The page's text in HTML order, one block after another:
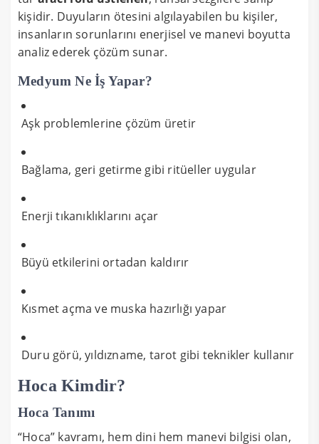
kişidir. Duyuların ötesini algılayabilen bu kişiler,
insanların sorunlarını enerjisel ve manevi boyutta
analiz ederek çözüm sunar.
Medyum Ne İş Yapar?
Aşk problemlerine çözüm üretir
Bağlama, geri getirme gibi ritüeller uygular
Enerji tıkanıklıklarını açar
Büyü etkilerini ortadan kaldırır
Kısmet açma ve muska hazırlığı yapar
Duru görü, yıldızname, tarot gibi teknikler kullanır
Hoca Kimdir?
Hoca Tanımı
“Hoca” kavramı, hem dini hem manevi bilgisi olan,